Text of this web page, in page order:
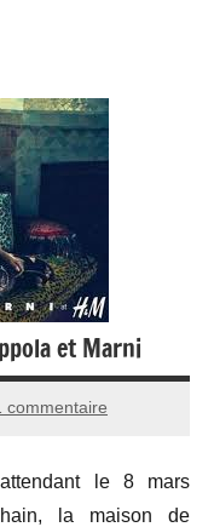
et Marni
commentaire
le 8 mars
la maison de